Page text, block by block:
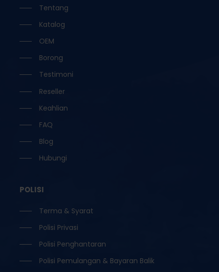
Tentang
Katalog
OEM
Borong
Testimoni
Reseller
Keahlian
FAQ
Blog
Hubungi
POLISI
Terma & Syarat
Polisi Privasi
Polisi Penghantaran
Polisi Pemulangan & Bayaran Balik